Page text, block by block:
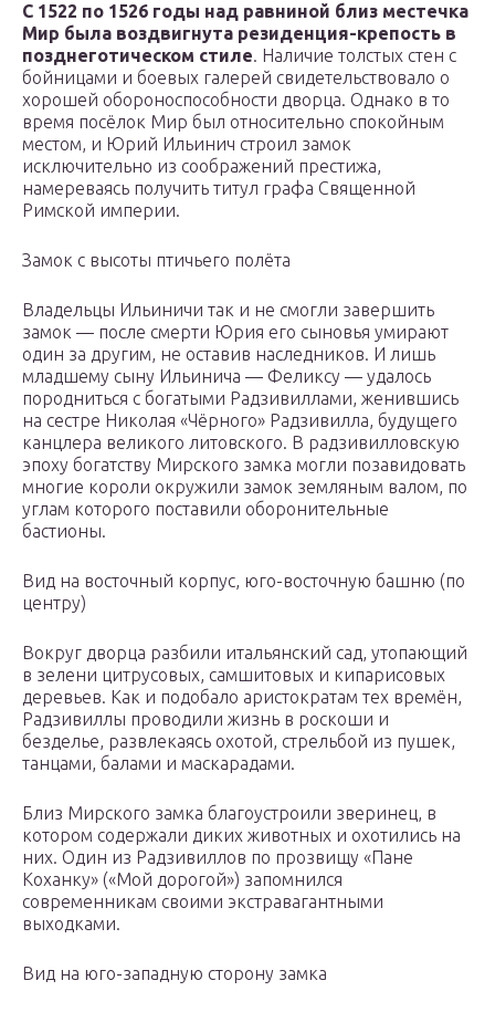
С 1522 по 1526 годы над равниной близ местечка
Мир была воздвигнута резиденция-крепость в
позднеготическом стиле. Наличие толстых стен с
бойницами и боевых галерей свидетельствовало о
хорошей обороноспособности дворца. Однако в то
время посёлок Мир был относительно спокойным
местом, и Юрий Ильинич строил замок
исключительно из соображений престижа,
намереваясь получить титул графа Священной
Римской империи.
Замок с высоты птичьего полёта
Владельцы Ильиничи так и не смогли завершить
замок — после смерти Юрия его сыновья умирают
один за другим, не оставив наследников. И лишь
младшему сыну Ильинича — Феликсу — удалось
породниться с богатыми Радзивиллами, женившись
на сестре Николая «Чёрного» Радзивилла, будущего
канцлера великого литовского. В радзивилловскую
эпоху богатству Мирского замка могли позавидовать
многие короли окружили замок земляным валом, по
углам которого поставили оборонительные
бастионы.
Вид на восточный корпус, юго-восточную башню (по
центру)
Вокруг дворца разбили итальянский сад, утопающий
в зелени цитрусовых, самшитовых и кипарисовых
деревьев. Как и подобало аристократам тех времён,
Радзивиллы проводили жизнь в роскоши и
безделье, развлекаясь охотой, стрельбой из пушек,
танцами, балами и маскарадами.
Близ Мирского замка благоустроили зверинец, в
котором содержали диких животных и охотились на
них. Один из Радзивиллов по прозвищу «Пане
Коханку» («Мой дорогой») запомнился
современникам своими экстравагантными
выходками.
Вид на юго-западную сторону замка